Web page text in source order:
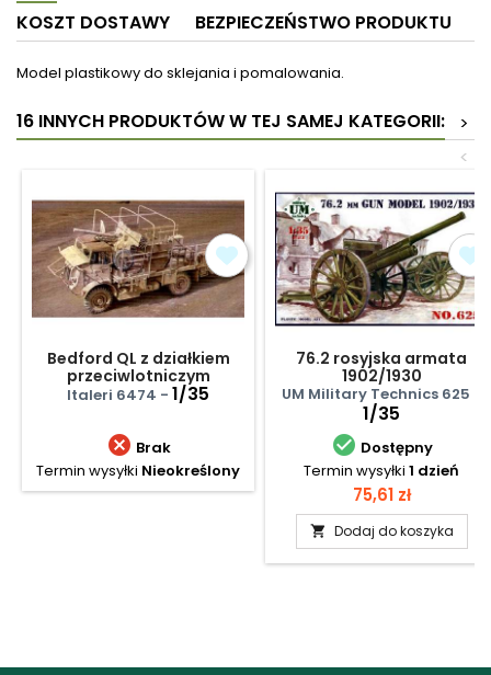
KOSZT DOSTAWY
BEZPIECZEŃSTWO PRODUKTU
Model plastikowy do sklejania i pomalowania.
16 INNYCH PRODUKTÓW W TEJ SAMEJ KATEGORII:
>
<
Bedford QL z działkiem
przeciwlotniczym
Italeri 6474 - 1/35
 Brak
Termin wysyłki Nieokreślony
76.2 rosyjska armata
1902/1930
UM Military Technics 625 -
1/35
 Dostępny
Termin wysyłki 1 dzień
Cena
75,61 zł
 Dodaj do koszyka